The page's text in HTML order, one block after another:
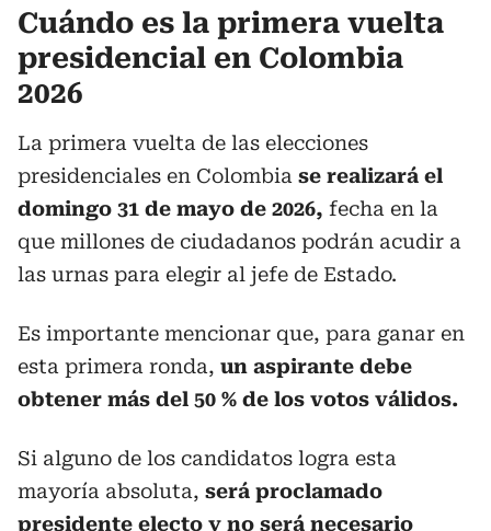
Cuándo es la primera vuelta
presidencial en Colombia
2026
La primera vuelta de las elecciones
presidenciales en Colombia se realizará el
domingo 31 de mayo de 2026, fecha en la
que millones de ciudadanos podrán acudir a
las urnas para elegir al jefe de Estado.
Es importante mencionar que, para ganar en
esta primera ronda, un aspirante debe
obtener más del 50 % de los votos válidos.
Si alguno de los candidatos logra esta
mayoría absoluta, será proclamado
presidente electo y no será necesario